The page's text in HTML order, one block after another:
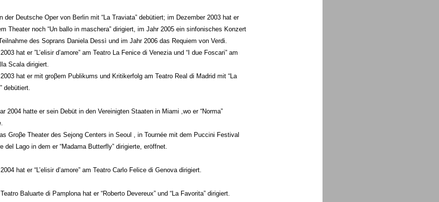
der Deutsche Oper von Berlin mit “La Traviata” debütiert; im Dezember 2003 hat er
Theater noch “Un ballo in maschera” dirigiert, im Jahr 2005 ein sinfonisches Konzert
des Soprans Daniela Dessì und im Jahr 2006 das Requiem von Verdi.
hat er ”L’elisir d’amore” am Teatro La Fenice di Venezia und “I due Foscari” am
Scala dirigiert.
2003 hat er mit groβem Publikums und Kritikerfolg am Teatro Real di Madrid mit “La
debütiert.
2004 hatte er sein Debüt in den Vereinigten Staaten in Miami ,wo er “Norma”
Groβe Theater des Sejong Centers in Seoul , in Tournée mit dem Puccini Festival
del Lago in dem er “Madama Butterfly” dirigierte, eröffnet.
hat er “L’elisir d’amore” am Teatro Carlo Felice di Genova dirigiert.
Baluarte di Pamplona hat er “Roberto Devereux” und “La Favorita” dirigiert.